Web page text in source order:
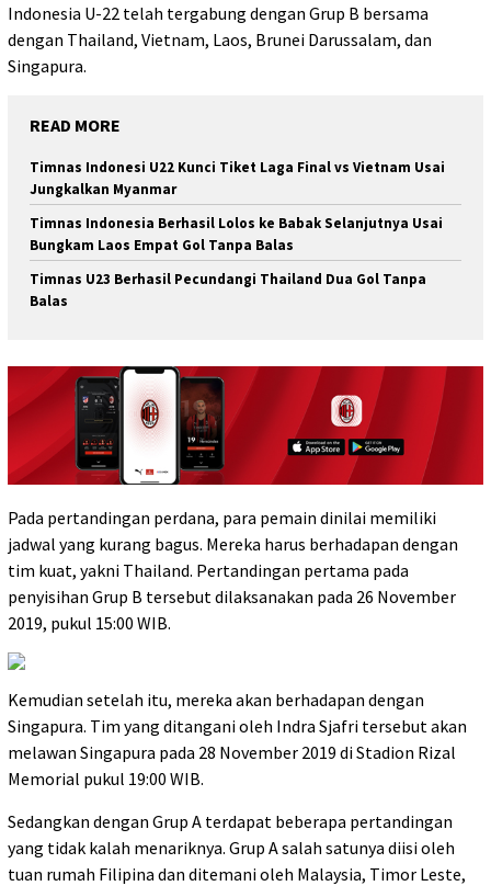
Indonesia U-22 telah tergabung dengan Grup B bersama
dengan Thailand, Vietnam, Laos, Brunei Darussalam, dan
Singapura.
READ MORE
Timnas Indonesi U22 Kunci Tiket Laga Final vs Vietnam Usai
Jungkalkan Myanmar
Timnas Indonesia Berhasil Lolos ke Babak Selanjutnya Usai
Bungkam Laos Empat Gol Tanpa Balas
Timnas U23 Berhasil Pecundangi Thailand Dua Gol Tanpa
Balas
Pada pertandingan perdana, para pemain dinilai memiliki
jadwal yang kurang bagus. Mereka harus berhadapan dengan
tim kuat, yakni Thailand. Pertandingan pertama pada
penyisihan Grup B tersebut dilaksanakan pada 26 November
2019, pukul 15:00 WIB.
Kemudian setelah itu, mereka akan berhadapan dengan
Singapura. Tim yang ditangani oleh Indra Sjafri tersebut akan
melawan Singapura pada 28 November 2019 di Stadion Rizal
Memorial pukul 19:00 WIB.
Sedangkan dengan Grup A terdapat beberapa pertandingan
yang tidak kalah menariknya. Grup A salah satunya diisi oleh
tuan rumah Filipina dan ditemani oleh Malaysia, Timor Leste,